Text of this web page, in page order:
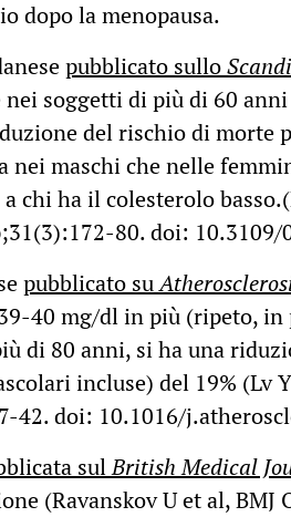
dopo la menopausa.
pubblicato sullo
soggetti di più di 60
del rischio di morte
nei maschi che nelle
chi ha il colesterolo
80. doi:
pubblicato su
40 mg/dl in più (ripeto,
di 80 anni, si ha una
incluse) del 19% (Lv
42. doi: 10.1016/
sulBritish Medical
(Ravanskov U et al,